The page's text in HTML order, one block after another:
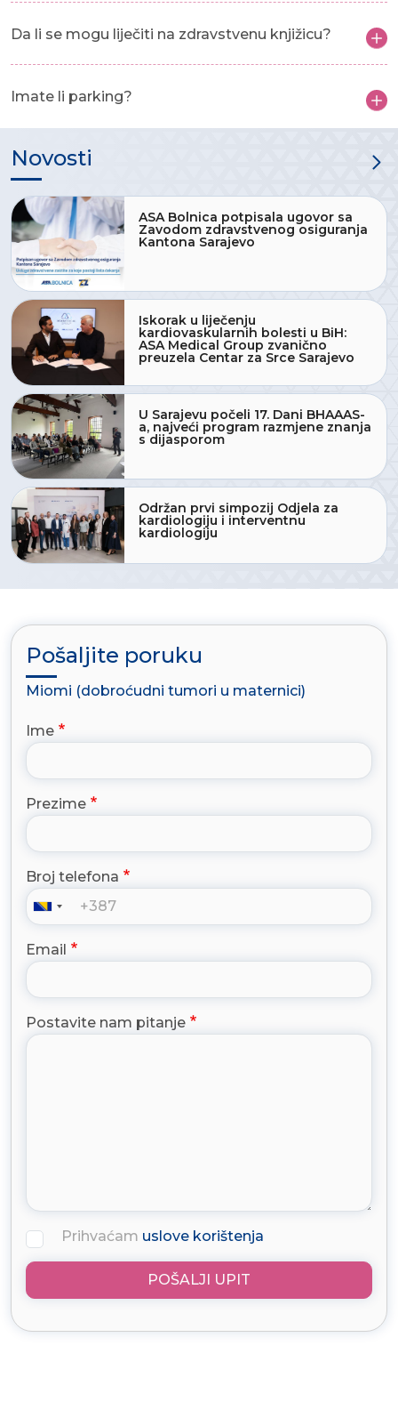
Da li se mogu liječiti na zdravstvenu knjižicu?
Imate li parking?
Novosti
ASA Bolnica potpisala ugovor sa
Zavodom zdravstvenog osiguranja
Kantona Sarajevo
Iskorak u liječenju
kardiovaskularnih bolesti u BiH:
ASA Medical Group zvanično
preuzela Centar za Srce Sarajevo
U Sarajevu počeli 17. Dani BHAAAS-
a, najveći program razmjene znanja
s dijasporom
Održan prvi simpozij Odjela za
kardiologiju i interventnu
kardiologiju
Pošaljite poruku
Miomi (dobroćudni tumori u maternici)
Ime
Prezime
Broj telefona
Email
Postavite nam pitanje
Prihvaćam uslove korištenja
POŠALJI UPIT